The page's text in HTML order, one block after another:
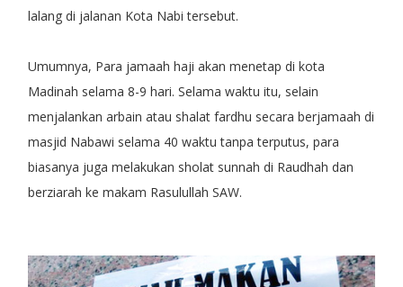
lalang di jalanan Kota Nabi tersebut.
Umumnya, Para jamaah haji akan menetap di kota
Madinah selama 8-9 hari. Selama waktu itu, selain
menjalankan arbain atau shalat fardhu secara berjamaah di
masjid Nabawi selama 40 waktu tanpa terputus, para
biasanya juga melakukan sholat sunnah di Raudhah dan
berziarah ke makam Rasulullah SAW.